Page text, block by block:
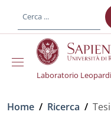
al contenuto
Laboratorio Leopardi
Briciole di pane
Home / Ricerca /